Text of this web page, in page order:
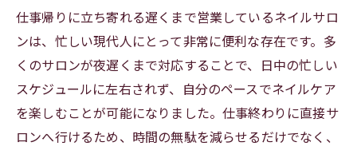
仕事帰りに立ち寄れる遅くまで営業しているネイルサロ
ンは、忙しい現代人にとって非常に便利な存在です。多
くのサロンが夜遅くまで対応することで、日中の忙しい
スケジュールに左右されず、自分のペースでネイルケア
を楽しむことが可能になりました。仕事終わりに直接サ
ロンへ行けるため、時間の無駄を減らせるだけでなく、